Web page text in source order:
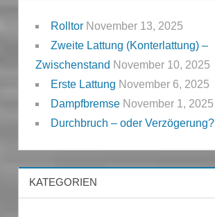
Rolltor November 13, 2025
Zweite Lattung (Konterlattung) –
Zwischenstand November 10, 2025
Erste Lattung November 6, 2025
Dampfbremse November 1, 2025
Durchbruch – oder Verzögerung?
KATEGORIEN